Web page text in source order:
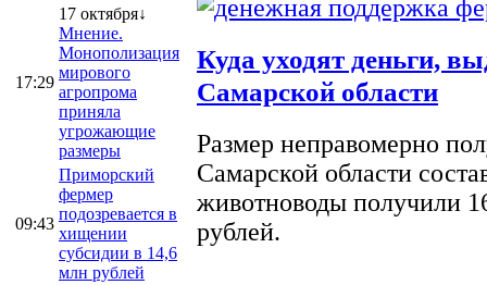
17:29
17 октября↓
Мнение.
Монополизация
мирового
агропрома
приняла
угрожающие
размеры
09:43
Приморский
фермер
подозревается в
хищении
субсидии в 14,6
млн рублей
Куда уходят деньги,
Самарской области
Размер неправомерно
Самарской области
животноводы получили
рублей.